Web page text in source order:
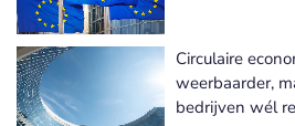
Circulaire
weerbaarder,
bedrijven wél